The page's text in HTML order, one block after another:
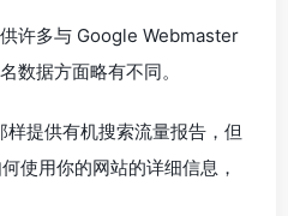
许多与 Google Webmaster
数据方面略有不同。
提供有机搜索流量报告，但
使用你的网站的详细信息，